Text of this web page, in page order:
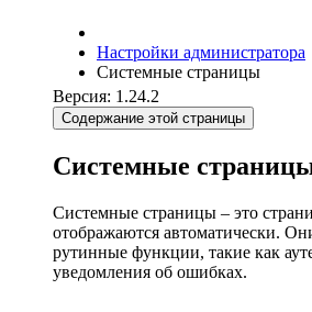
Настройки администратора
Системные страницы
Версия: 1.24.2
Содержание этой страницы
Системные
Системные страницы – это
отображаются автоматически.
рутинные функции, такие как
уведомления об ошибках.